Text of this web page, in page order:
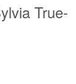
True-